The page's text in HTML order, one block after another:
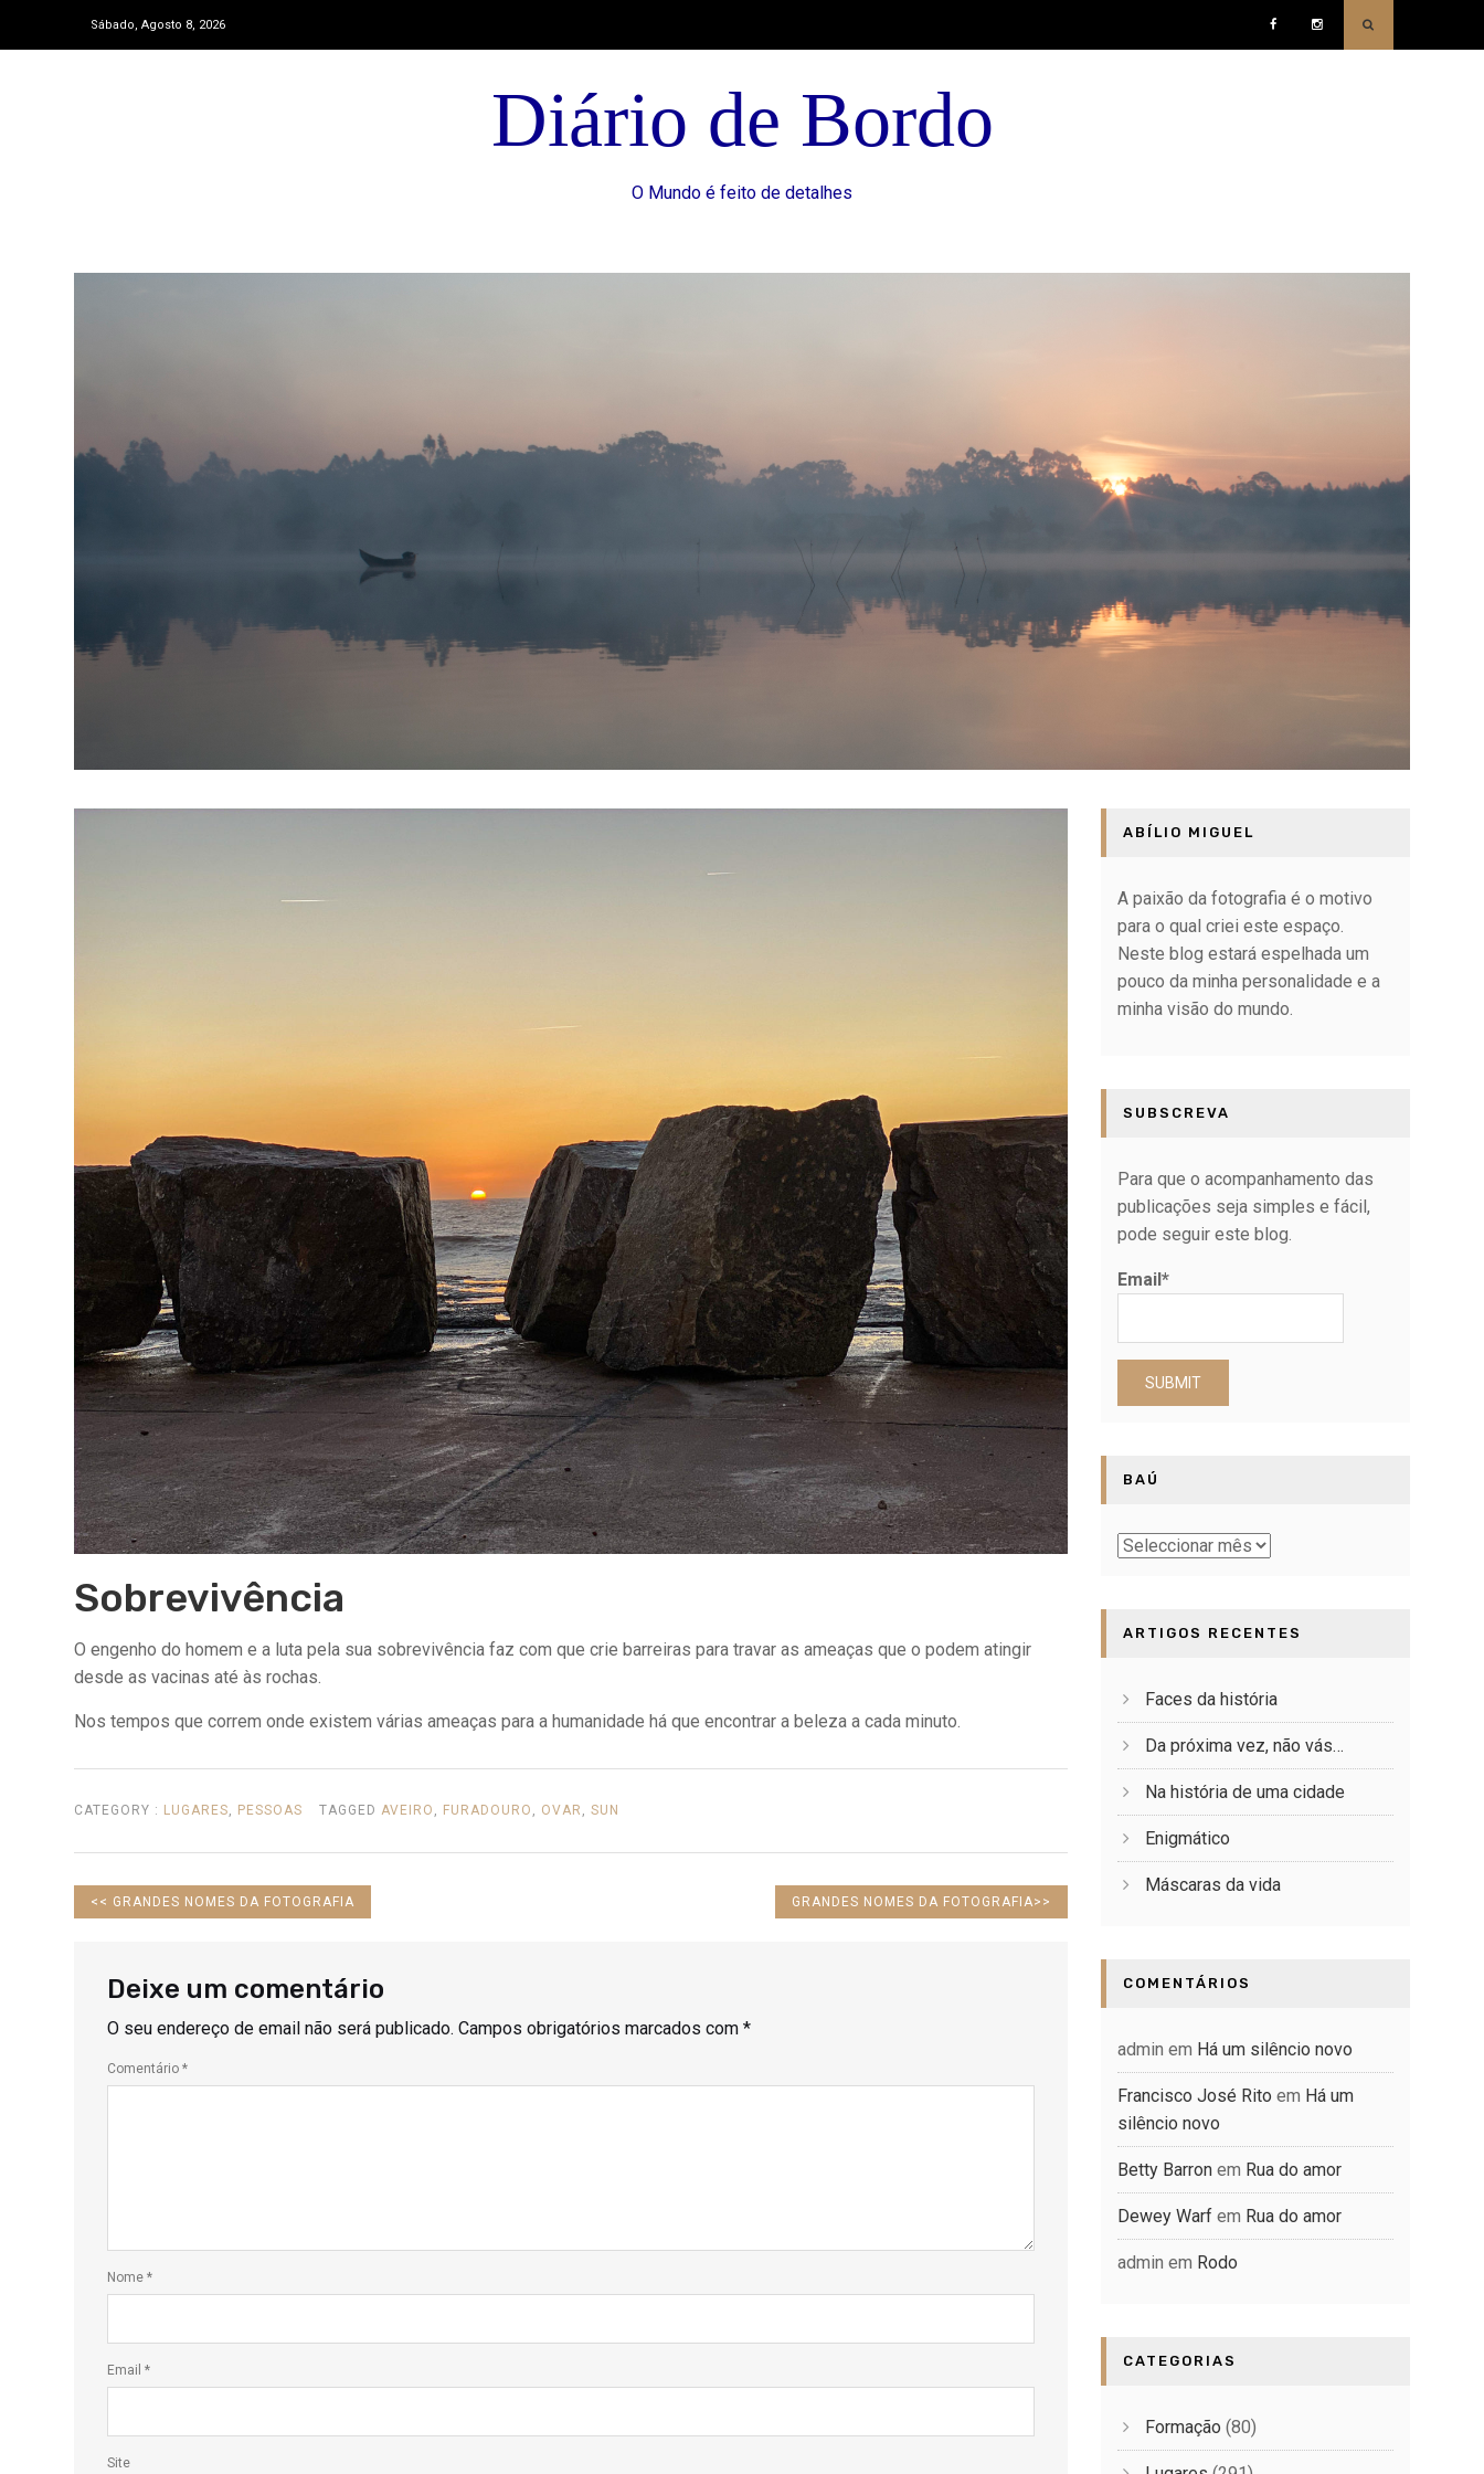
Sábado, Agosto 8, 2026 FacebookInstagram
Diário de Bordo
O Mundo é feito de detalhes
Sobrevivência
O engenho do homem e a luta pela sua sobrevivência faz com que crie barreiras para travar as ameaças que o podem atingir
desde as vacinas até às rochas.
Nos tempos que correm onde existem várias ameaças para a humanidade há que encontrar a beleza a cada minuto.
CATEGORY : LUGARES, PESSOAS TAGGED AVEIRO , FURADOURO , OVAR , SUN
<< PREVIOUS
POST:
GRANDES NOMES DA FOTOGRAFIA
NEXT
POST:
GRANDES NOMES DA FOTOGRAFIA>>
Deixe um comentário
O seu endereço de email não será publicado. Campos obrigatórios marcados com *
Comentário *
Nome *
Email *
Site
ABÍLIO MIGUEL
A paixão da fotografia é o motivo
para o qual criei este espaço.
Neste blog estará espelhada um
pouco da minha personalidade e a
minha visão do mundo.
SUBSCREVA
Para que o acompanhamento das
publicações seja simples e fácil,
pode seguir este blog.
Email*
BAÚ
Baú
ARTIGOS RECENTES
Faces da história
Da próxima vez, não vás…
Na história de uma cidade
Enigmático
Máscaras da vida
COMENTÁRIOS
admin em Há um silêncio novo
Francisco José Rito em Há um
silêncio novo
Betty Barron em Rua do amor
Dewey Warf em Rua do amor
admin em Rodo
CATEGORIAS
Formação (80)